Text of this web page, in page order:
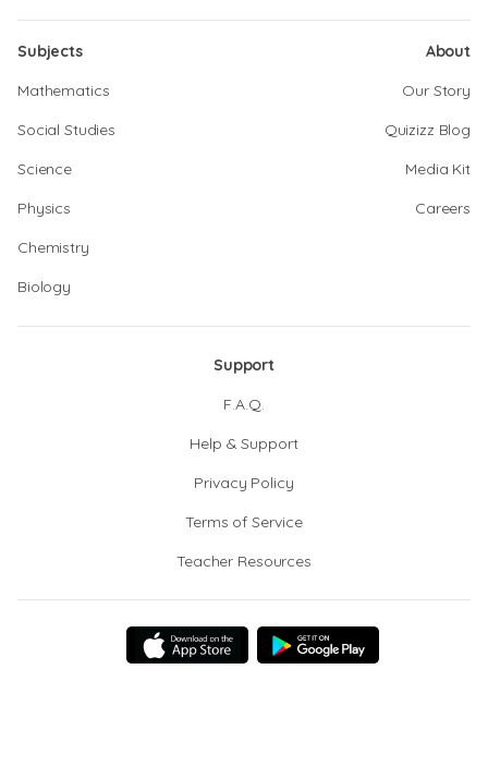
Subjects
Mathematics
Social Studies
Science
Physics
Chemistry
Biology
About
Our Story
Quizizz Blog
Media Kit
Careers
Support
F.A.Q.
Help & Support
Privacy Policy
Terms of Service
Teacher Resources